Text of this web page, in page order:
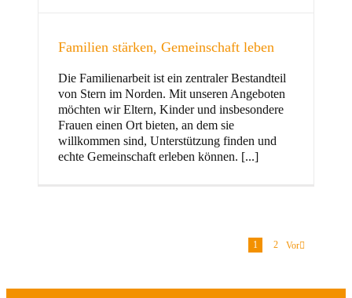
Familien stärken, Gemeinschaft leben
Die Familienarbeit ist ein zentraler Bestandteil
von Stern im Norden. Mit unseren Angeboten
möchten wir Eltern, Kinder und insbesondere
Frauen einen Ort bieten, an dem sie
willkommen sind, Unterstützung finden und
echte Gemeinschaft erleben können. [...]
1 2 Vor